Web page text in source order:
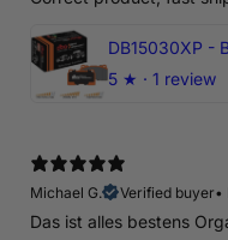
5 ★ · 1 review
Michael G.
Verified buyer•
Das ist alles bestens